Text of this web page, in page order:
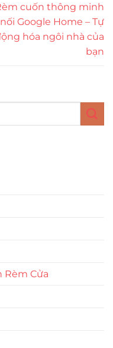
cuốn thông minh
Google Home – Tự
hóa ngôi nhà của
bạn
Rèm Cửa